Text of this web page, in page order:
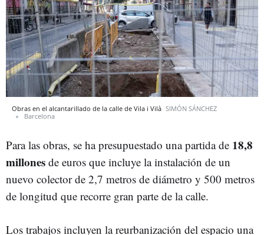
Obras en el alcantarillado de la calle de Vila i Vilà SIMÓN SÁNCHEZ
Barcelona
Para las obras, se ha presupuestado una partida de 18,8
millones de euros que incluye la instalación de un
nuevo colector de 2,7 metros de diámetro y 500 metros
de longitud que recorre gran parte de la calle.
Los trabajos incluyen la reurbanización del espacio una